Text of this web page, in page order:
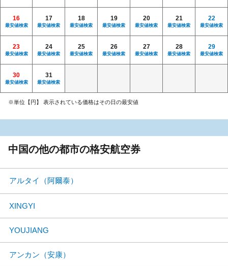
16
最安値検索
17
最安値検索
18
最安値検索
19
最安値検索
20
最安値検索
21
最安値検索
22
最安値検索
23
最安値検索
24
最安値検索
25
最安値検索
26
最安値検索
27
最安値検索
28
最安値検索
29
最安値検索
30
最安値検索
31
最安値検索
※単位【円】 表示されている価格はその日の最安値
中国の他の都市の格安航空券
アルタイ（阿爾泰）
XINGYI
YOUJIANG
アンカン（安康）